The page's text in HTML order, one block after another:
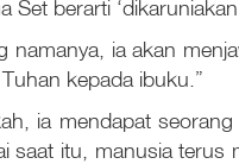
berarti
ia akan
kepada ibuku.”
ia mendapat
saat itu, manusia